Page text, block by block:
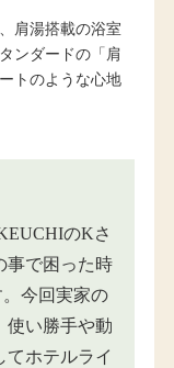
肩湯搭載の浴室
ンダードの「肩
トのような心地
のKさ
事で困った時
今回実家の
使い勝手や動
てホテルライ